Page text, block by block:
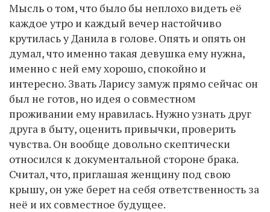
Мысль о том, что было бы неплохо видеть её
каждое утро и каждый вечер настойчиво
крутилась у Данила в голове. Опять и опять он
думал, что именно такая девушка ему нужна,
именно с ней ему хорошо, спокойно и
интересно. Звать Ларису замуж прямо сейчас он
был не готов, но идея о совместном
проживании ему нравилась. Нужно узнать друг
друга в быту, оценить привычки, проверить
чувства. Он вообще довольно скептически
относился к документальной стороне брака.
Считал, что, приглашая женщину под свою
крышу, он уже берет на себя ответственность за
неё и их совместное будущее.